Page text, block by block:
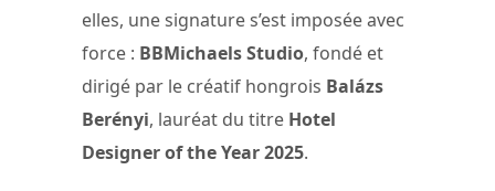
elles, une signature s’est imposée avec
force : BBMichaels Studio, fondé et
dirigé par le créatif hongrois Balázs
Berényi, lauréat du titre Hotel
Designer of the Year 2025.